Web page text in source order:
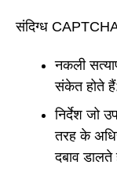
संदिग्ध
नकली
संकेत होते
निर्देश जो
तरह के
दबाव डालते